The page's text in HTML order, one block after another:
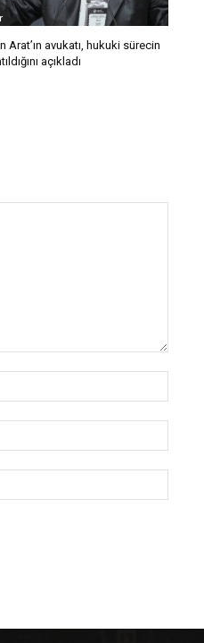
Arat’ın avukatı, hukuki sürecin
açıkladı
Posta:*